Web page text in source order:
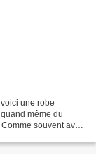
une robe
même du
souvent avec